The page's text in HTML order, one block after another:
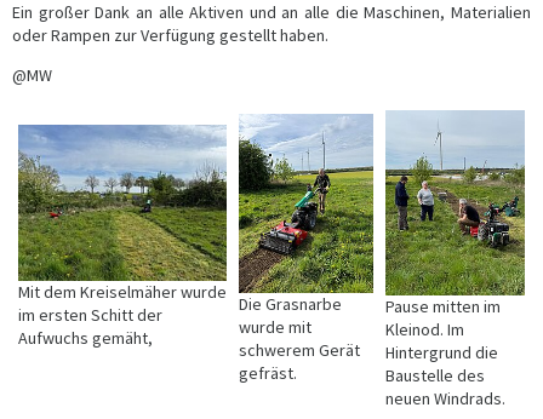
Ein großer Dank an alle Aktiven und an alle die Maschinen, Materialien
oder Rampen zur Verfügung gestellt haben.
@MW
Mit dem Kreiselmäher wurde
im ersten Schitt der
Aufwuchs gemäht,
Die Grasnarbe
wurde mit
schwerem Gerät
gefräst.
Pause mitten im
Kleinod. Im
Hintergrund die
Baustelle des
neuen Windrads.